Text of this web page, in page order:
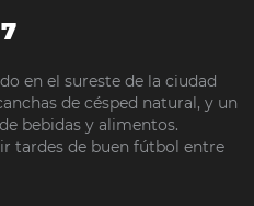
en el sureste de la ciudad
de césped natural, y un
bebidas y alimentos.
tardes de buen fútbol entre